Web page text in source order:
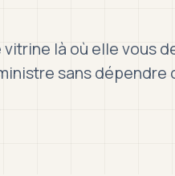
là où elle vous
sans dépendre